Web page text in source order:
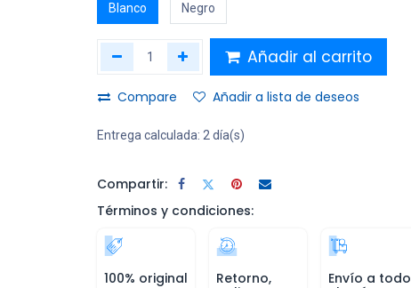
Blanco Negro
Añadir al carrito
Compare Añadir a lista de deseos
Entrega calculada: 2 día(s)
Compartir:
Términos y condiciones:
100% original
Retorno,
Envío a todo